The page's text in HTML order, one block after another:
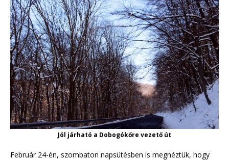
Jól járható a Dobogókőre vezető út
Február 24-én, szombaton napsütésben is megnéztük, hogy